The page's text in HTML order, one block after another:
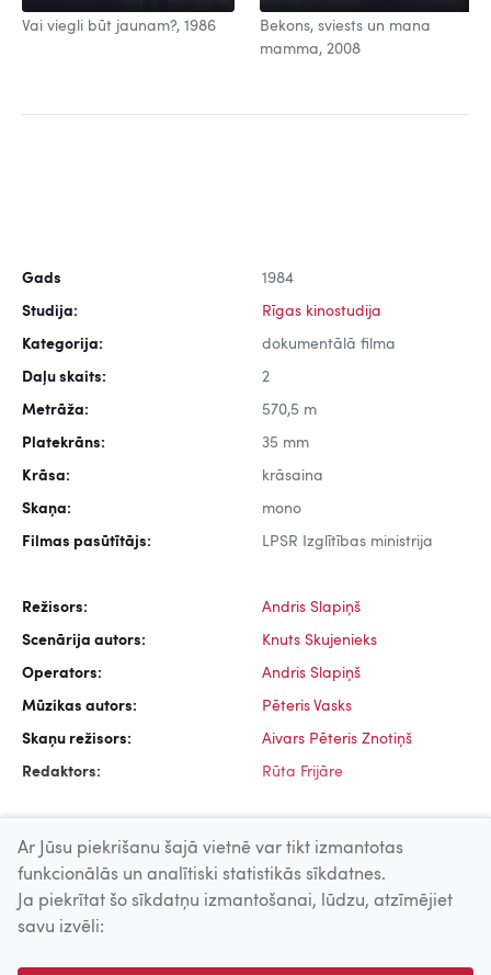
Vai viegli būt jaunam?, 1986
Bekons, sviests un mana
mamma, 2008
Gads 1984
Studija: Rīgas kinostudija
Kategorija: dokumentālā filma
Daļu skaits: 2
Metrāža: 570,5 m
Platekrāns: 35 mm
Krāsa: krāsaina
Skaņa: mono
Filmas pasūtītājs: LPSR Izglītības ministrija
Režisors: Andris Slapiņš
Scenārija autors: Knuts Skujenieks
Operators: Andris Slapiņš
Mūzikas autors: Pēteris Vasks
Skaņu režisors: Aivars Pēteris Znotiņš
Redaktors: Rūta Frijāre
Uz augšu
© 2026 Nacionālais Kino centrs, Kultūras informācijas sistēmu
Ar Jūsu piekrišanu šajā vietnē var tikt izmantotas
funkcionālās un analītiski statistikās sīkdatnes.
Ja piekrītat šo sīkdatņu izmantošanai, lūdzu, atzīmējiet
savu izvēli: